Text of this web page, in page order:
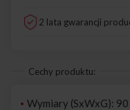
2 lata gwarancji
Cechy produktu:
Wymiary (SxWxG): 90